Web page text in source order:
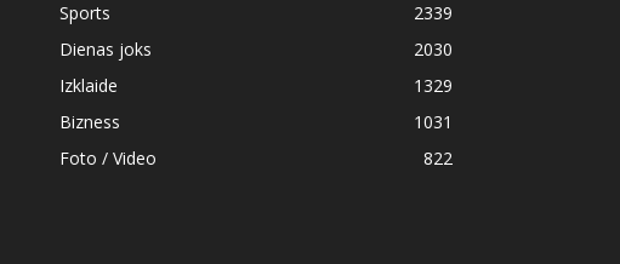
Sports
2339
Dienas joks
2030
Izklaide
1329
Bizness
1031
Foto / Video
822